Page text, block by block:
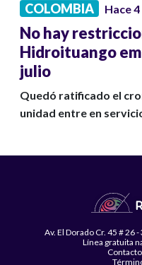
COLOMBIA Hace
No hay
Hidroituango
julio
Quedó ratificado el
unidad entre en
Av. El Dorado Cr. 45 # 26
Línea gratuita